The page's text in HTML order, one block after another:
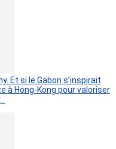
Et si le Gabon s’inspirait
à Hong-Kong pour valoriser